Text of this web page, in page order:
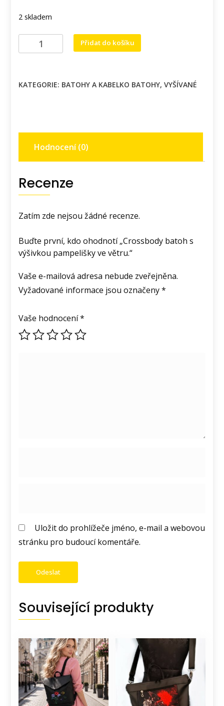
2 skladem
Crossbody
batoh
pampelišky
Přidat do košíku
KATEGORIE: BATOHY A KABELKO BATOHY,VYŠÍVANÉ
Hodnocení (0)
Recenze
Zatím zde nejsou žádné recenze.
Buďte první, kdo ohodnotí „Crossbody batoh s
výšivkou pampelišky ve větru.“
Vaše e-mailová adresa nebude zveřejněna.
Vyžadované informace jsou označeny*
Vaše hodnocení*
Uložit do prohlížeče jméno, e-mail a webovou
stránku pro budoucí komentáře.
Související produkty